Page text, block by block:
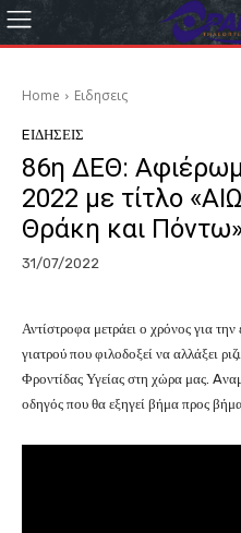
Home Eιδησεις
EΙΔΗΣΕΙΣ
86η ΔΕΘ:
2022 με τίτλο
Θράκη και
31/07/2022
Αντίστροφα μετράει ο χρόνος για
γιατρού που φιλοδοξεί να αλλάξει
Φροντίδας Υγείας στη χώρα μας.
οδηγός που θα εξηγεί βήμα προς βήμα